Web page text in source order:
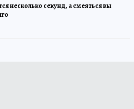
несколько секунд, а смеяться вы